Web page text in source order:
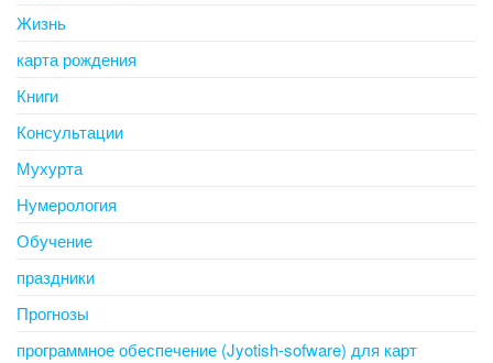
Жизнь
карта рождения
Книги
Консультации
Мухурта
Нумерология
Обучение
праздники
Прогнозы
программное обеспечение (Jyotish-sofware) для карт